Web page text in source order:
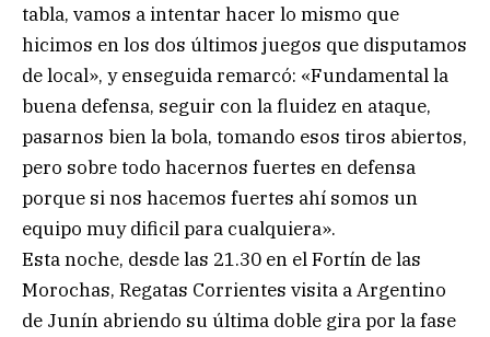
tabla, vamos a intentar hacer lo mismo que
hicimos en los dos últimos juegos que disputamos
de local», y enseguida remarcó: «Fundamental la
buena defensa, seguir con la fluidez en ataque,
pasarnos bien la bola, tomando esos tiros abiertos,
pero sobre todo hacernos fuertes en defensa
porque si nos hacemos fuertes ahí somos un
equipo muy dificil para cualquiera».
Esta noche, desde las 21.30 en el Fortín de las
Morochas, Regatas Corrientes visita a Argentino
de Junín abriendo su última doble gira por la fase